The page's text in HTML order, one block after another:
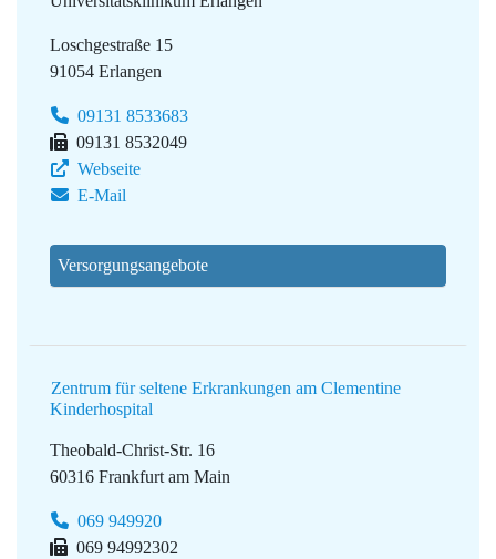
Loschgestraße 15
91054 Erlangen
09131 8533683
09131 8532049
Webseite
E-Mail
Versorgungsangebote
Zentrum für seltene Erkrankungen am Clementine
Kinderhospital
Theobald-Christ-Str. 16
60316 Frankfurt am Main
069 949920
069 94992302